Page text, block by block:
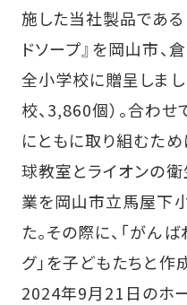
施した当社製品であ
ドソープ』を岡山市、
全小学校に贈呈しま
校、3,860個）。合わ
にともに取り組むため
球教室とライオンの
業を岡山市立馬屋下
た。その際に、「がん
グ」を子どもたちと作
2024年9月21日のホ